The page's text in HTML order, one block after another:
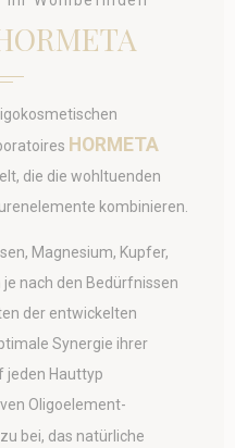
HORMETA
die die wohltuenden
kombinieren.
Magnesium, Kupfer,
nach den Bedürfnissen
der entwickelten
Synergie ihrer
jeden Hauttyp
Oligoelement-
bei, das natürliche